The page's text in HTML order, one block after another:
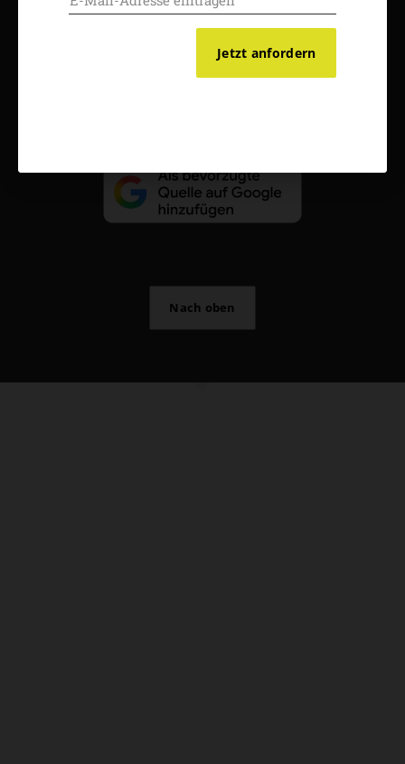
Impressum
Abo online kündigen
Nach oben
Jetzt anfordern